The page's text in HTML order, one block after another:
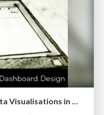
Designing Dashboards & Data Visualisations in Web Apps